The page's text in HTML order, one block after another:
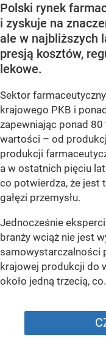
Polski rynek
i zyskuje na
ale w najbliższych
presją kosztów,
lekowe.
Sektor
krajowego PKB i
zapewniając ponad 80
wartości – od
produkcji
a w ostatnich pięciu
co potwierdza, że jest
gałęzi przemysłu.
Jednocześnie
branży wciąż nie jest
samowystarczalności
krajowej produkcji do
około jedną trzecią,